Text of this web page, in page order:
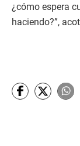
¿cómo espera
haciendo?”,